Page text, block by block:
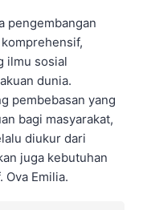
pengembangan
ilmu sosial
dunia.
pembebasan yang
bagi masyarakat,
diukur dari
juga kebutuhan
Ova Emilia.